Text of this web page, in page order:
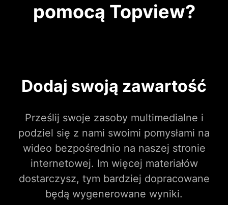
pomocą Topview?
Dodaj swoją zawartość
Prześlij swoje zasoby multimedialne i
podziel się z nami swoimi pomysłami na
wideo bezpośrednio na naszej stronie
internetowej. Im więcej materiałów
dostarczysz, tym bardziej dopracowane
będą wygenerowane wyniki.